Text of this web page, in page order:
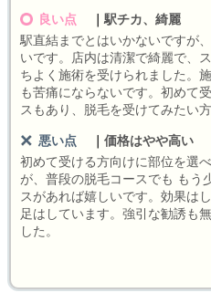
良い点
駅チカ、綺麗
駅直結までとはいかないですが
いです。店内は清潔で綺麗で、
ちよく施術を受けられました。
も苦痛にならないです。初めて
スもあり、脱毛を受けてみたい
悪い点
価格はやや高い
初めて受ける方向けに部位を選
が、普段の脱毛コースでも もう
スがあれば嬉しいです。効果は
足はしています。強引な勧誘も
した。